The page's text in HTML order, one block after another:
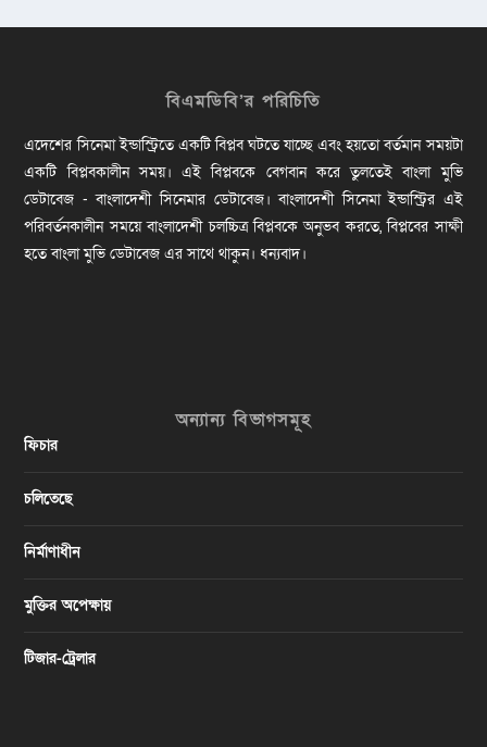
বিএমডিবি’র পরিচিতি
এদেশের সিনেমা ইন্ডাস্ট্রিতে একটি বিপ্লব ঘটতে যাচ্ছে এবং হয়তো বর্তমান সময়টা
একটি বিপ্লবকালীন সময়। এই বিপ্লবকে বেগবান করে তুলতেই বাংলা মুভি
ডেটাবেজ - বাংলাদেশী সিনেমার ডেটাবেজ। বাংলাদেশী সিনেমা ইন্ডাস্ট্রির এই
পরিবর্তনকালীন সময়ে বাংলাদেশী চলচ্চিত্র বিপ্লবকে অনুভব করতে, বিপ্লবের সাক্ষী
হতে বাংলা মুভি ডেটাবেজ এর সাথে থাকুন। ধন্যবাদ।
অন্যান্য বিভাগসমূহ
ফিচার
চলিতেছে
নির্মাণাধীন
মুক্তির অপেক্ষায়
টিজার-ট্রেলার